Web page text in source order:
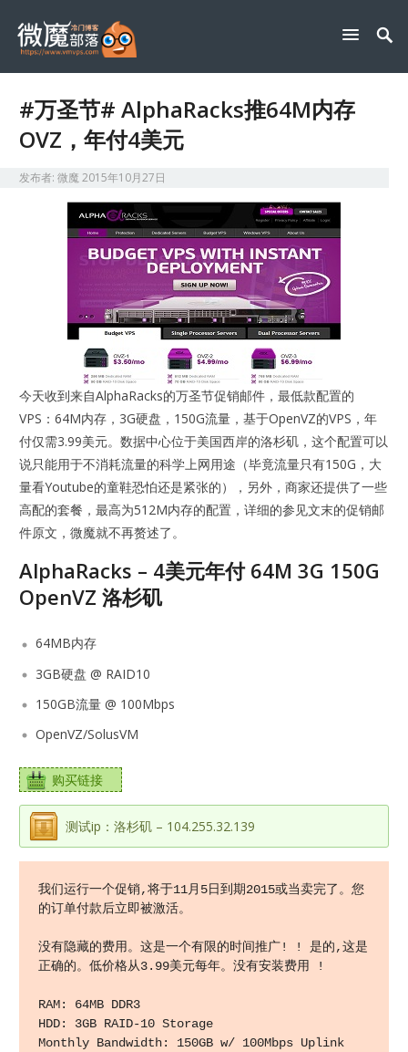
#万圣节# AlphaRacks推64M内存
OVZ，年付4美元
发布者:微魔2015年10月27日
今天收到来自AlphaRacks的万圣节促销邮件，最低款配置的
VPS：64M内存，3G硬盘，150G流量，基于OpenVZ的VPS，年
付仅需3.99美元。数据中心位于美国西岸的洛杉矶，这个配置可以
说只能用于不消耗流量的科学上网用途（毕竟流量只有150G，大
量看Youtube的童鞋恐怕还是紧张的），另外，商家还提供了一些
高配的套餐，最高为512M内存的配置，详细的参见文末的促销邮
件原文，微魔就不再赘述了。
AlphaRacks – 4美元年付 64M 3G 150G
OpenVZ 洛杉矶
64MB内存
3GB硬盘 @ RAID10
150GB流量 @ 100Mbps
OpenVZ/SolusVM
购买链接
测试ip：洛杉矶 – 104.255.32.139
我们运行一个促销,将于11月5日到期2015或当卖完了。您
的订单付款后立即被激活。
没有隐藏的费用。这是一个有限的时间推广! ! 是的,这是
正确的。低价格从3.99美元每年。没有安装费用 !
RAM: 64MB DDR3
HDD: 3GB RAID-10 Storage
Monthly Bandwidth: 150GB w/ 100Mbps Uplink